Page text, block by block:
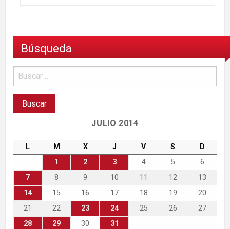
Búsqueda
JULIO 2014
L M X J V S
D
1
2 3 4 5
6
7
8 9 10 11 12
13
14
15 16 17 18 19
20
21
22 23 24 25 26
27
28
29 30 31